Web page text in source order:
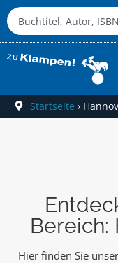
Startseite ›
Bereich:
Hier finden Sie